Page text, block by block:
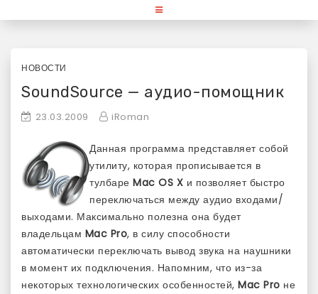
«Используй Mac» — блог для
НОВОСТИ
SoundSource — аудио-помощник
23.03.2009 iRoman
Данная программа представляет собой
утилиту, которая прописывается в
тулбаре Mac OS X и позволяет быстро
переключаться между аудио входами/
выходами. Максимально полезна она будет
владельцам Mac Pro, в силу способности
автоматически переключать вывод звука на наушники
в момент их подключения. Напомним, что из-за
некоторых технологических особенностей, Mac Pro не